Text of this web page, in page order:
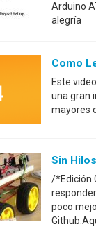
Arduino
alegría
Como
Este
una gran
mayores
Sin
/*Edición
poco